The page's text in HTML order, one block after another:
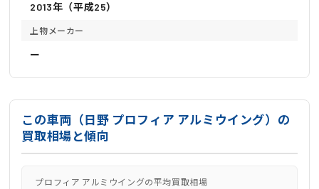
2013年（平成25）
上物メーカー
ー
この車両（日野 プロフィア アルミウイング）の
買取相場と傾向
プロフィア アルミウイングの平均買取相場